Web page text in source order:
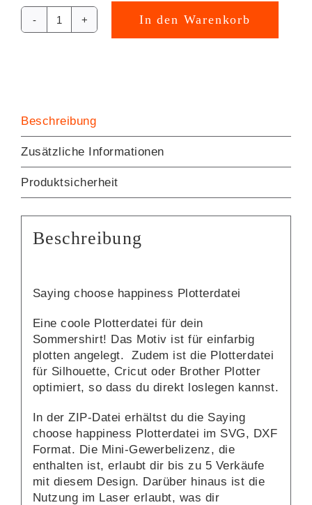
Saying
In den Warenkorb
Alternative:
Beschreibung
Zusätzliche Informationen
Produktsicherheit
Beschreibung
Saying choose happiness Plotterdatei
Eine coole Plotterdatei für dein
Sommershirt! Das Motiv ist für einfarbig
plotten angelegt. Zudem ist die Plotterdatei
für Silhouette, Cricut oder Brother Plotter
optimiert, so dass du direkt loslegen kannst.
In der ZIP-Datei erhältst du die Saying
choose happiness Plotterdatei im SVG, DXF
Format. Die Mini-Gewerbelizenz, die
enthalten ist, erlaubt dir bis zu 5 Verkäufe
mit diesem Design. Darüber hinaus ist die
Nutzung im Laser erlaubt, was dir